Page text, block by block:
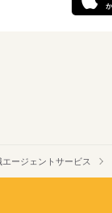
ージェントサービス